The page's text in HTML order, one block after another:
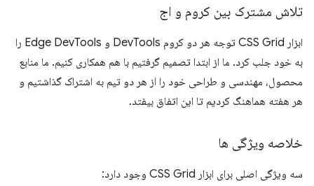
تلاش مشترک بین کروم و اج
ابزار CSS Grid توجه هر دو کروم DevTools و Edge DevTools را
به خود جلب کرد. ما از ابتدا تصمیم گرفتیم با هم همکاری کنیم. ما منابع
محصول، مهندسی و طراحی خود را از هر دو تیم به اشتراک گذاشتیم و
هر هفته هماهنگ کردیم تا این اتفاق بیفتد.
خلاصه ویژگی ها
سه ویژگی اصلی برای ابزار CSS Grid وجود دارد: